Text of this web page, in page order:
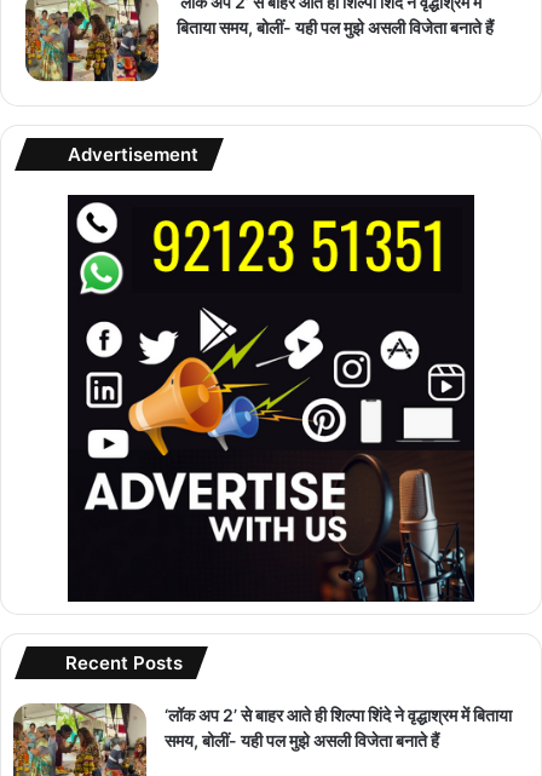
बिताया समय, बोलीं- यही पल मुझे असली विजेता बनाते हैं
Advertisement
Recent Posts
‘लॉक अप 2’ से बाहर आते ही शिल्पा शिंदे ने वृद्धाश्रम में बिताया
समय, बोलीं- यही पल मुझे असली विजेता बनाते हैं